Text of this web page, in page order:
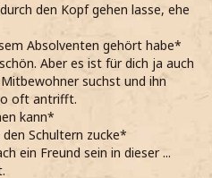
den Kopf gehen lasse, ehe
Absolventen gehört habe*
Aber es ist für dich ja auch
suchst und ihn
oft antrifft.
kann*
Schultern zucke*
ein Freund sein in dieser ...